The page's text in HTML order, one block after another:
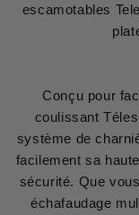
escamotables
Conçu pour
coulissant
système de
facilement sa
sécurité. Que
échafaudage